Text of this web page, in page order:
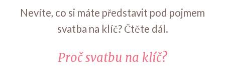
Nevíte, co si máte představit pod pojmem
svatba na klíč? Čtěte dál.
Proč svatbu na klíč?